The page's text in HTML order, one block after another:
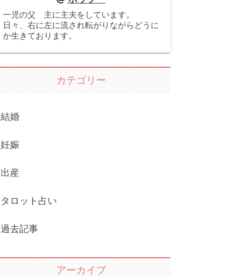
一児の父 主に主夫をしています。
日々、右に左に流され転がりながらどうに
か生きております。
カテゴリー
結婚
妊娠
出産
タロット占い
過去記事
アーカイブ